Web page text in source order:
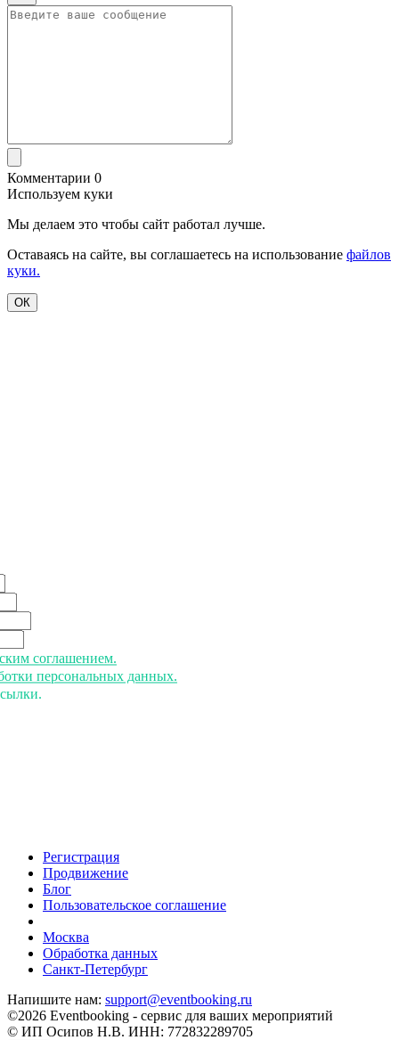
Комментарии 0
Используем куки
Мы делаем это чтобы сайт работал лучше.
Оставаясь на сайте, вы соглашаетесь на использование файлов
куки.
ОК
соглашением.
персональных данных.
Регистрация
Продвижение
Блог
Пользовательское соглашение
Москва
Обработка данных
Санкт-Петербург
Напишите нам: support@eventbooking.ru
©2026 Eventbooking - сервис для ваших мероприятий
© ИП Осипов Н.В. ИНН: 772832289705